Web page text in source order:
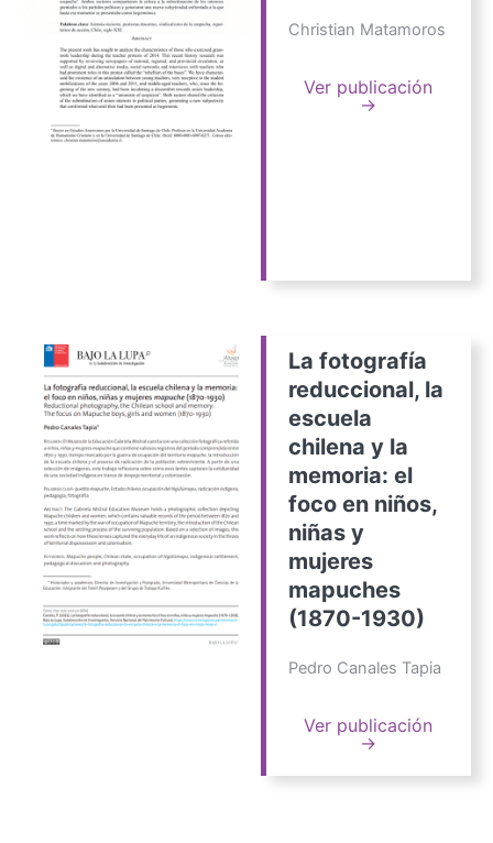
Christian Matamoros
Ver publicación
→
La fotografía
reduccional, la
escuela
chilena y la
memoria: el
foco en niños,
niñas y
mujeres
mapuches
(1870-1930)
Pedro Canales Tapia
Ver publicación
→